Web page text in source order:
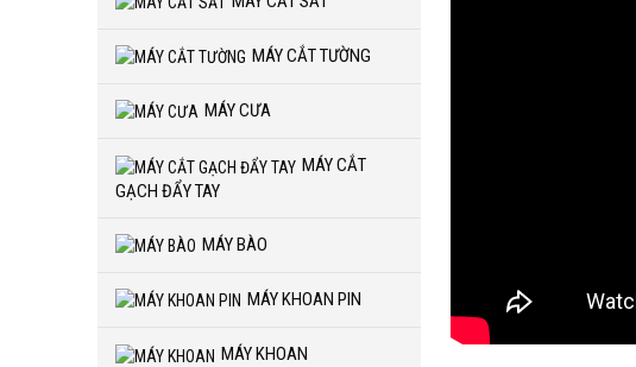
MÁY CẮT TƯỜNG
MÁY CƯA
MÁY CẮT
GẠCH ĐẨY TAY
MÁY BÀO
MÁY KHOAN PIN
MÁY KHOAN